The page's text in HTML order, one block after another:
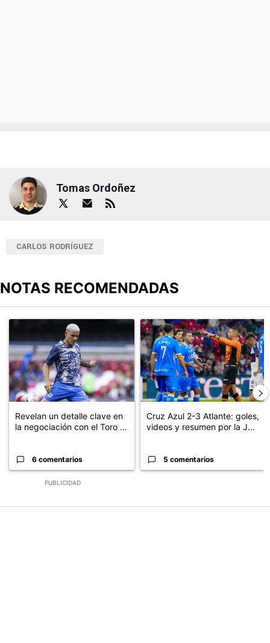
Tomas Ordoñez
CARLOS RODRÍGUEZ
NOTAS RECOMENDADAS
PUBLICIDAD
Un artículo de tendencia con el título "Revelan un detalle clave
Revelan un detalle clave en
la negociación con el Toro ...
6 comentarios
Un artículo de tendencia con el
Cruz Azul 2-3 Atlante: goles,
videos y resumen por la J...
5 comentarios